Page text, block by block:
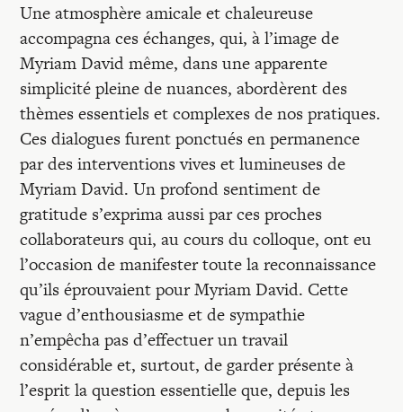
Une atmosphère amicale et chaleureuse
accompagna ces échanges, qui, à l’image de
Myriam David même, dans une apparente
simplicité pleine de nuances, abordèrent des
thèmes essentiels et complexes de nos pratiques.
Ces dialogues furent ponctués en permanence
par des interventions vives et lumineuses de
Myriam David. Un profond sentiment de
gratitude s’exprima aussi par ces proches
collaborateurs qui, au cours du colloque, ont eu
l’occasion de manifester toute la reconnaissance
qu’ils éprouvaient pour Myriam David. Cette
vague d’enthousiasme et de sympathie
n’empêcha pas d’effectuer un travail
considérable et, surtout, de garder présente à
l’esprit la question essentielle que, depuis les